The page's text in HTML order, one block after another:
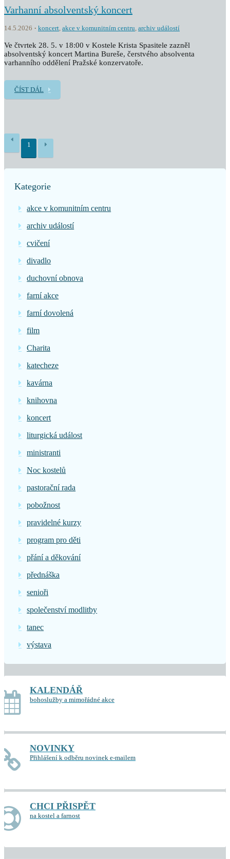
Varhanní absolventský koncert
14.5.2026 koncert, akce v komunitním centru, archiv událostí
Ve čtvrtek 28. 5. v 18:00 v Kostele Krista Spasitele zazněl
absolventský koncert Martina Bureše, čerstvého absolventa
varhanního oddělení Pražské konzervatoře.
ČÍST DÁL
1
Kategorie
akce v komunitním centru
archiv událostí
cvičení
divadlo
duchovní obnova
farní akce
farní dovolená
film
Charita
katecheze
kavárna
knihovna
koncert
liturgická událost
ministranti
Noc kostelů
pastorační rada
pobožnost
pravidelné kurzy
program pro děti
přání a děkování
přednáška
senioři
společenství modlitby
tanec
výstava
KALENDÁŘ
bohoslužby a mimořádné akce
NOVINKY
Přihlášení k odběru novinek e-mailem
CHCI PŘISPĚT
na kostel a farnost